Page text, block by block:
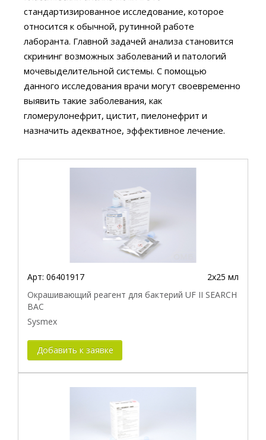
Совместимость с прибором
стандартизированное исследование, которое
относится к обычной, рутинной работе
лаборанта. Главной задачей анализа становится
скрининг возможных заболеваний и патологий
мочевыделительной системы. С помощью
данного исследования врачи могут своевременно
выявить такие заболевания, как
гломерулонефрит, цистит, пиелонефрит и
назначить адекватное, эффективное лечение.
Арт: 06401917
2х25 мл
Окрашивающий реагент для бактерий UF II SEARCH
BAC
Sysmex
Добавить к заявке